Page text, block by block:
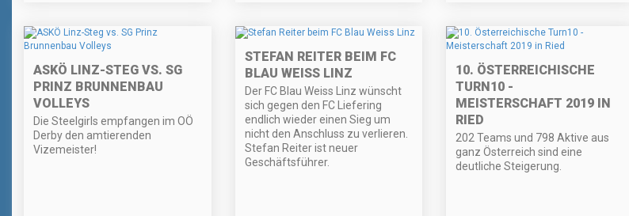
ASKÖ LINZ-STEG VS. SG
PRINZ BRUNNENBAU
VOLLEYS
Die Steelgirls empfangen im OÖ
Derby den amtierenden
Vizemeister!
STEFAN REITER BEIM FC
BLAU WEISS LINZ
Der FC Blau Weiss Linz wünscht
sich gegen den FC Liefering
endlich wieder einen Sieg um
nicht den Anschluss zu verlieren.
Stefan Reiter ist neuer
Geschäftsführer.
10. ÖSTERREICHISCHE
TURN10 -
MEISTERSCHAFT 2019 IN
RIED
202 Teams und 798 Aktive aus
ganz Österreich sind eine
deutliche Steigerung.